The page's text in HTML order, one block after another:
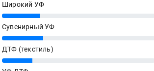
Широкий УФ
25%
Сувенирный УФ
27%
ДТФ (текстиль)
20%